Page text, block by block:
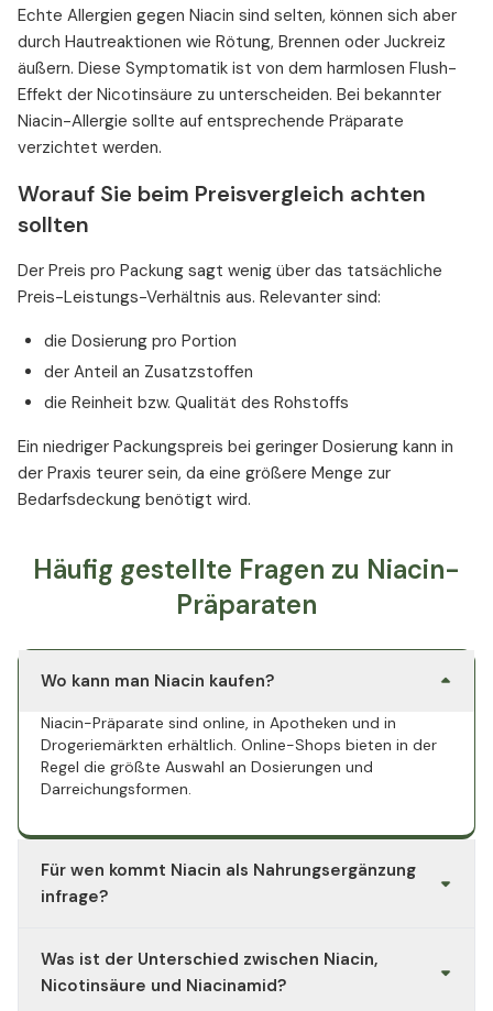
Echte Allergien gegen Niacin sind selten, können sich aber
durch Hautreaktionen wie Rötung, Brennen oder Juckreiz
äußern. Diese Symptomatik ist von dem harmlosen Flush-
Effekt der Nicotinsäure zu unterscheiden. Bei bekannter
Niacin-Allergie sollte auf entsprechende Präparate
verzichtet werden.
Worauf Sie beim Preisvergleich achten
sollten
Der Preis pro Packung sagt wenig über das tatsächliche
Preis-Leistungs-Verhältnis aus. Relevanter sind:
die Dosierung pro Portion
der Anteil an Zusatzstoffen
die Reinheit bzw. Qualität des Rohstoffs
Ein niedriger Packungspreis bei geringer Dosierung kann in
der Praxis teurer sein, da eine größere Menge zur
Bedarfsdeckung benötigt wird.
Häufig gestellte Fragen zu Niacin-
Präparaten
Wo kann man Niacin kaufen?
Niacin-Präparate sind online, in Apotheken und in
Drogeriemärkten erhältlich. Online-Shops bieten in der
Regel die größte Auswahl an Dosierungen und
Darreichungsformen.
Für wen kommt Niacin als Nahrungsergänzung
infrage?
ergänzen möchten, weil die körpereigene Produktion aus
Tryptophan den täglichen Bedarf nicht vollständig
Was ist der Unterschied zwischen Niacin,
Nicotinsäure und Niacinamid?